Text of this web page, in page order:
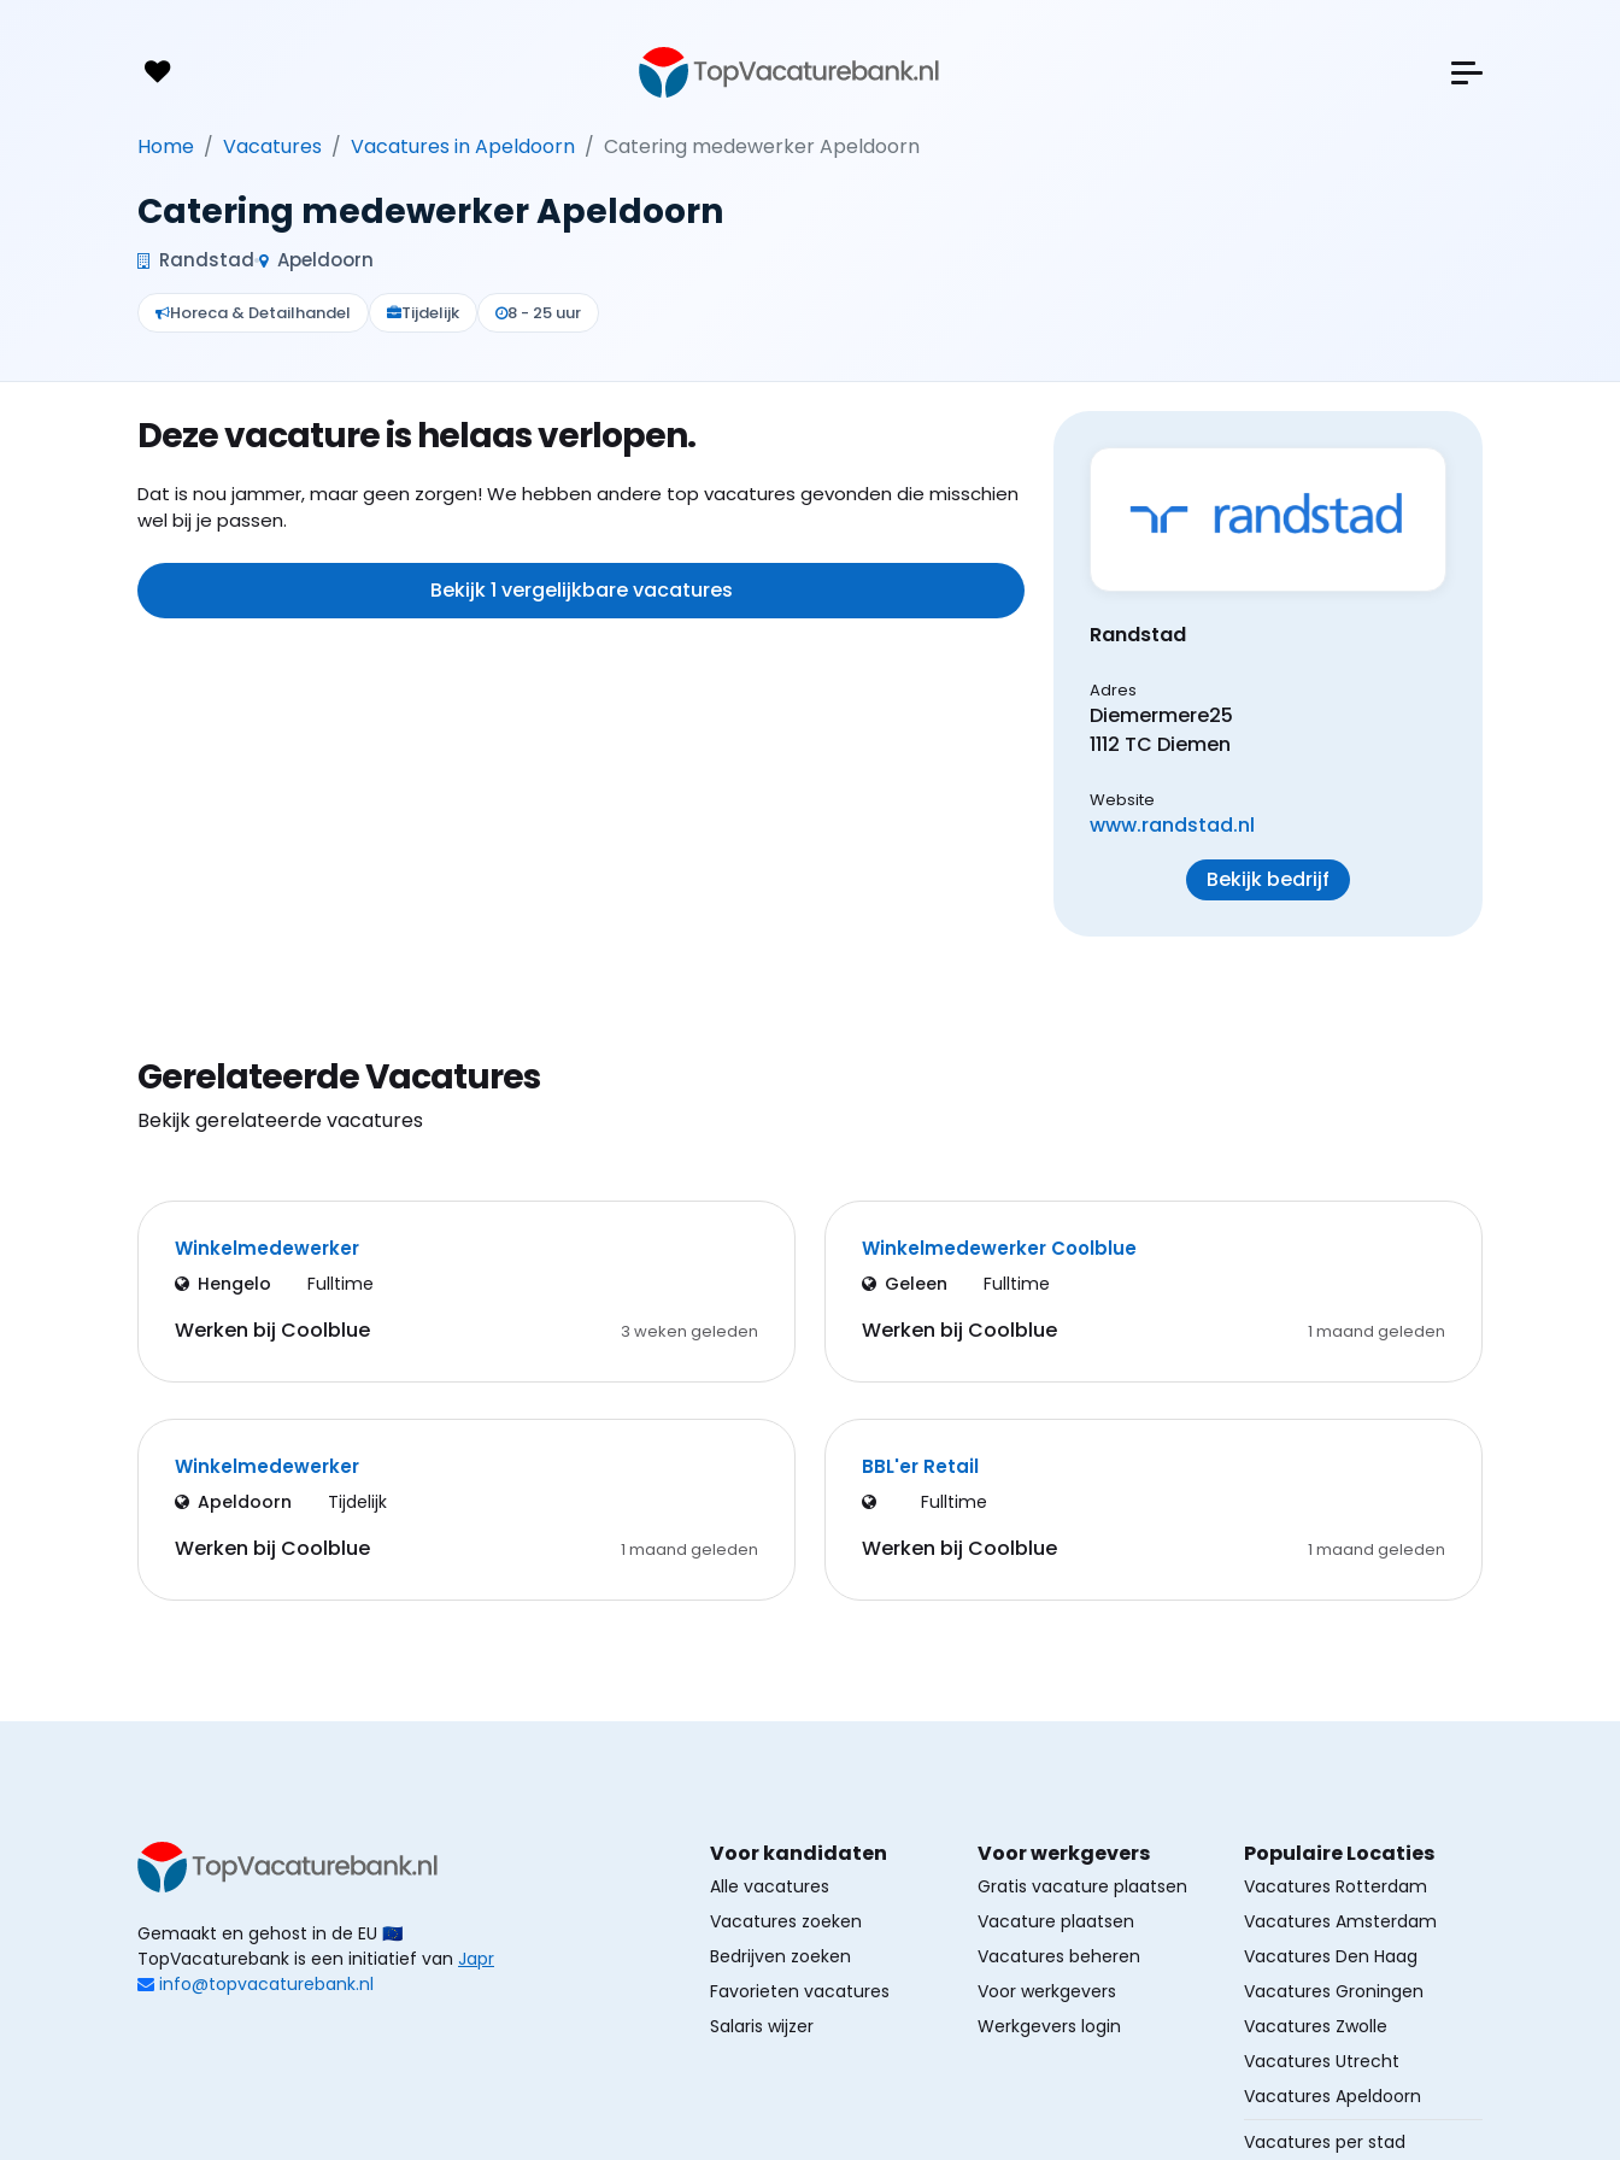
Home Vacatures Vacatures in Apeldoorn Catering medewerker Apeldoorn
Catering medewerker Apeldoorn
Randstad Apeldoorn
Horeca & Detailhandel Tijdelijk 8 - 25 uur
Deze vacature is helaas verlopen.
Dat is nou jammer, maar geen zorgen! We hebben andere top vacatures gevonden die misschien
wel bij je passen.
Bekijk 1 vergelijkbare vacatures
Randstad
Adres
Diemermere25
1112 TC Diemen
Website
www.randstad.nl
Bekijk bedrijf
Gerelateerde Vacatures
Bekijk gerelateerde vacatures
Winkelmedewerker
Hengelo Fulltime
Werken bij Coolblue 3 weken geleden
Winkelmedewerker Coolblue
Geleen Fulltime
Werken bij Coolblue 1 maand geleden
Winkelmedewerker
Apeldoorn Tijdelijk
Werken bij Coolblue 1 maand geleden
BBL'er Retail
Fulltime
Werken bij Coolblue 1 maand geleden
Gemaakt en gehost in de EU 🇪🇺
TopVacaturebank is een initiatief van Japr
info@topvacaturebank.nl
Voor kandidaten
Alle vacatures
Vacatures zoeken
Bedrijven zoeken
Favorieten vacatures
Salaris wijzer
Voor werkgevers
Gratis vacature plaatsen
Vacature plaatsen
Vacatures beheren
Voor werkgevers
Werkgevers login
Populaire Locaties
Vacatures Rotterdam
Vacatures Amsterdam
Vacatures Den Haag
Vacatures Groningen
Vacatures Zwolle
Vacatures Utrecht
Vacatures Apeldoorn
Vacatures per stad